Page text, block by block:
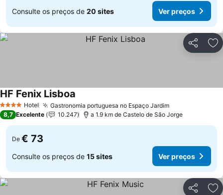
Consulte os preços de 20 sites Ver preços
Partilhar
4 EstrelasHotel Gastronomia portuguesa no Espaço JardimVer preços
HF Fenix Lisboa
8,7 Excelente 10.247 a 1.9 km de Castelo de São Jorge
De € 73
Consulte os preços de 15 sites Ver preços
Partilhar